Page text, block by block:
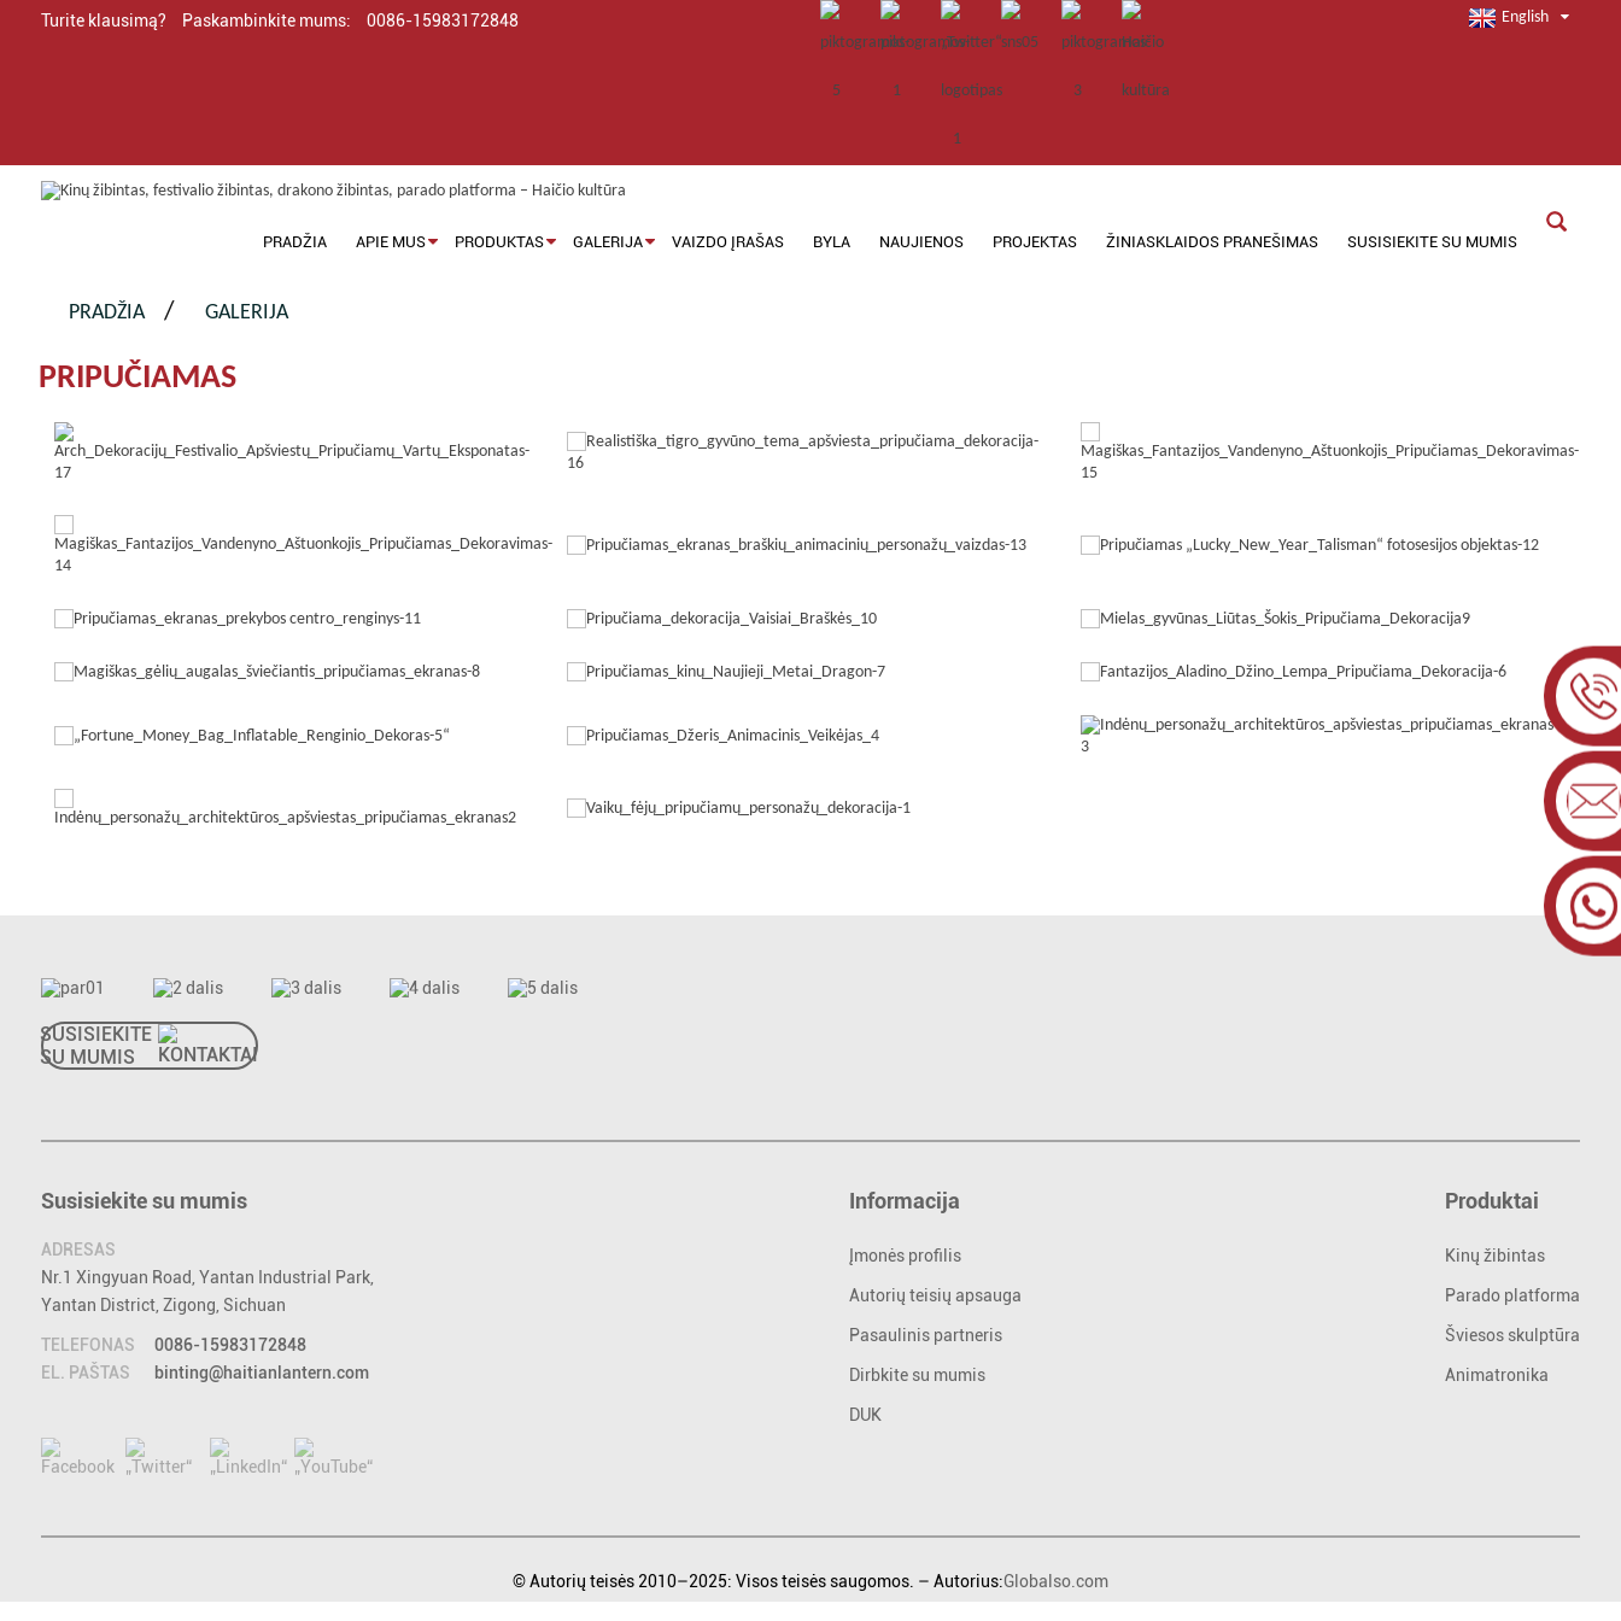
Turite klausimą? Paskambinkite mums: 0086-15983172848 English
PRADŽIA APIE MUS PRODUKTAS GALERIJA VAIZDO ĮRAŠAS BYLA NAUJIENOS PROJEKTAS ŽINIASKLAIDOS PRANEŠIMAS SUSISIEKITE SU MUMIS
PRADŽIA GALERIJA
PRIPUČIAMAS
SUSISIEKITE
SU MUMIS
Susisiekite su mumis
ADRESAS
Nr.1 Xingyuan Road, Yantan Industrial Park,
Yantan District, Zigong, Sichuan
TELEFONAS
0086-15983172848
EL. PAŠTAS
binting@haitianlantern.com
Informacija
Įmonės profilis
Autorių teisių apsauga
Pasaulinis partneris
Dirbkite su mumis
DUK
Produktai
Kinų žibintas
Parado platforma
Šviesos skulptūra
Animatronika
© Autorių teisės 2010–2025: Visos teisės saugomos. – Autorius:Globalso.com